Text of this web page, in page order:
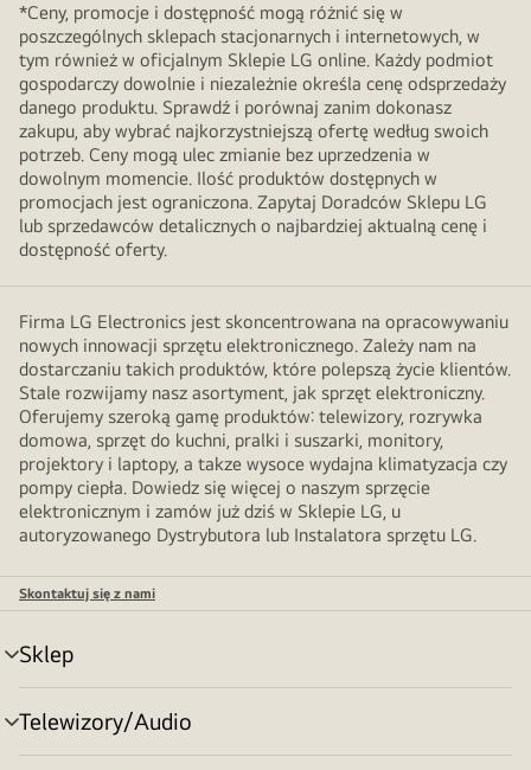
*Ceny, promocje i dostępność mogą różnić się w
poszczególnych sklepach stacjonarnych i internetowych, w
tym również w oficjalnym Sklepie LG online. Każdy podmiot
gospodarczy dowolnie i niezależnie określa cenę odsprzedaży
danego produktu. Sprawdź i porównaj zanim dokonasz
zakupu, aby wybrać najkorzystniejszą ofertę według swoich
potrzeb. Ceny mogą ulec zmianie bez uprzedzenia w
dowolnym momencie. Ilość produktów dostępnych w
promocjach jest ograniczona. Zapytaj Doradców Sklepu LG
lub sprzedawców detalicznych o najbardziej aktualną cenę i
dostępność oferty.
Firma LG Electronics jest skoncentrowana na opracowywaniu
nowych innowacji sprzętu elektronicznego. Zależy nam na
dostarczaniu takich produktów, które polepszą życie klientów.
Stale rozwijamy nasz asortyment, jak sprzęt elektroniczny.
Oferujemy szeroką gamę produktów: telewizory, rozrywka
domowa, sprzęt do kuchni, pralki i suszarki, monitory,
projektory i laptopy, a takze wysoce wydajna klimatyzacja czy
pompy ciepła. Dowiedz się więcej o naszym sprzęcie
elektronicznym i zamów już dziś w Sklepie LG, u
autoryzowanego Dystrybutora lub Instalatora sprzętu LG.
Skontaktuj się z nami
Sklep
Przełącznik
menu
Telewizory/Audio
Przełącznik
menu